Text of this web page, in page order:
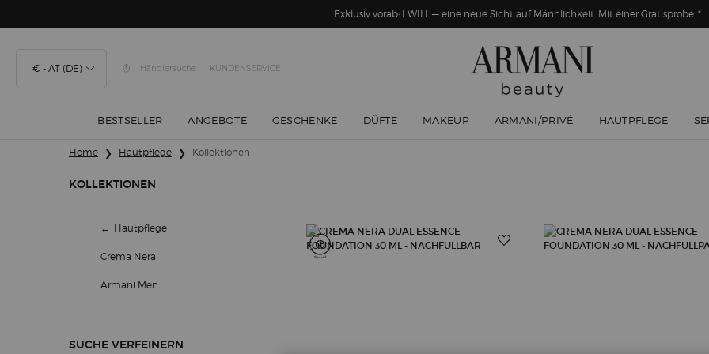
Exklusiv vorab: I WILL — eine neue Sicht auf Männlichkeit. Mit einer Gratisprobe. *
€ - AT (DE) Händlersuche KUNDENSERVICE
BESTSELLER ANGEBOTE GESCHENKE DÜFTE MAKEUP ARMANI/PRIVÉ HAUTPFLEGE
Home Hautpflege Kollektionen
KOLLEKTIONEN
Hautpflege
Crema Nera
Armani Men
SUCHE VERFEINERN